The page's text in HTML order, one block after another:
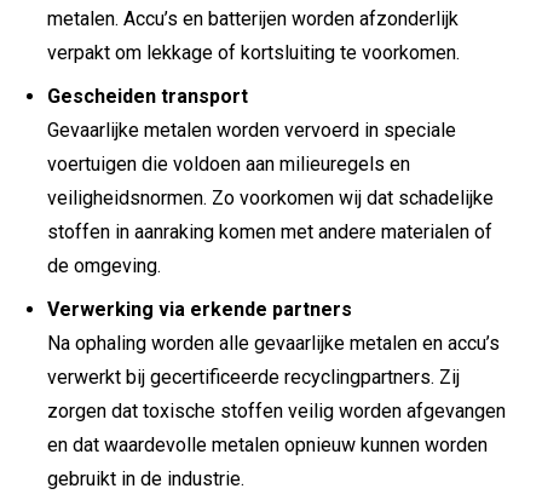
metalen. Accu’s en batterijen worden afzonderlijk
verpakt om lekkage of kortsluiting te voorkomen.
Gescheiden transport
Gevaarlijke metalen worden vervoerd in speciale
voertuigen die voldoen aan milieuregels en
veiligheidsnormen. Zo voorkomen wij dat schadelijke
stoffen in aanraking komen met andere materialen of
de omgeving.
Verwerking via erkende partners
Na ophaling worden alle gevaarlijke metalen en accu’s
verwerkt bij gecertificeerde recyclingpartners. Zij
zorgen dat toxische stoffen veilig worden afgevangen
en dat waardevolle metalen opnieuw kunnen worden
gebruikt in de industrie.